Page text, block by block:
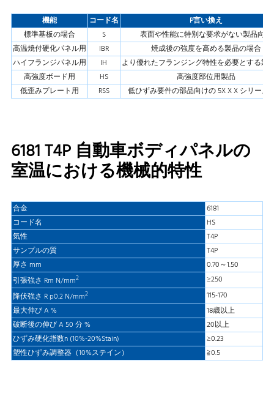
機能 コード名 P言い換え
標準基板の場合
S
表面や性能に特別な要求がない製品向け
高温焼付硬化パネル用
IBR
焼成後の強度を高める製品の場合
ハイフランジパネル用
IH
より優れたフランジング特性を必要とする製
高強度ボード用
HS
高強度部位用製品
低歪みプレート用
RSS 低ひずみ要件の部品向けの 5X X X シリーズ
6181 T4P 自動車ボディパネルの
室温における機械的特性
合金
6181
コード名
HS
気性
T4P
サンプルの質
T4P
厚さ mm
0.70～1.50
引張強さ Rm N/mm2
≥250
降伏強さ R p0.2 N/mm2
115-170
最大伸び A %
18歳以上
破断後の伸び A 50 分 %
20以上
ひずみ硬化指数n (10%-20%Stain)
≥0.23
塑性ひずみ調整器（10%ステイン）
≧0.5